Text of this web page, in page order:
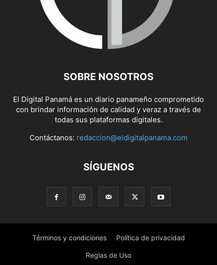
SOBRE NOSOTROS
El Digital Panamá es un diario panameño comprometido
con brindar información de calidad y veraz a través de
todas sus plataformas digitales.
Contáctanos: redaccion@eldigitalpanama.com
SÍGUENOS
Términos y condiciones Política de privacidad
Reglas de Uso